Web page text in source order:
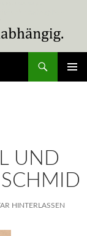
UND
HINTERLASSEN